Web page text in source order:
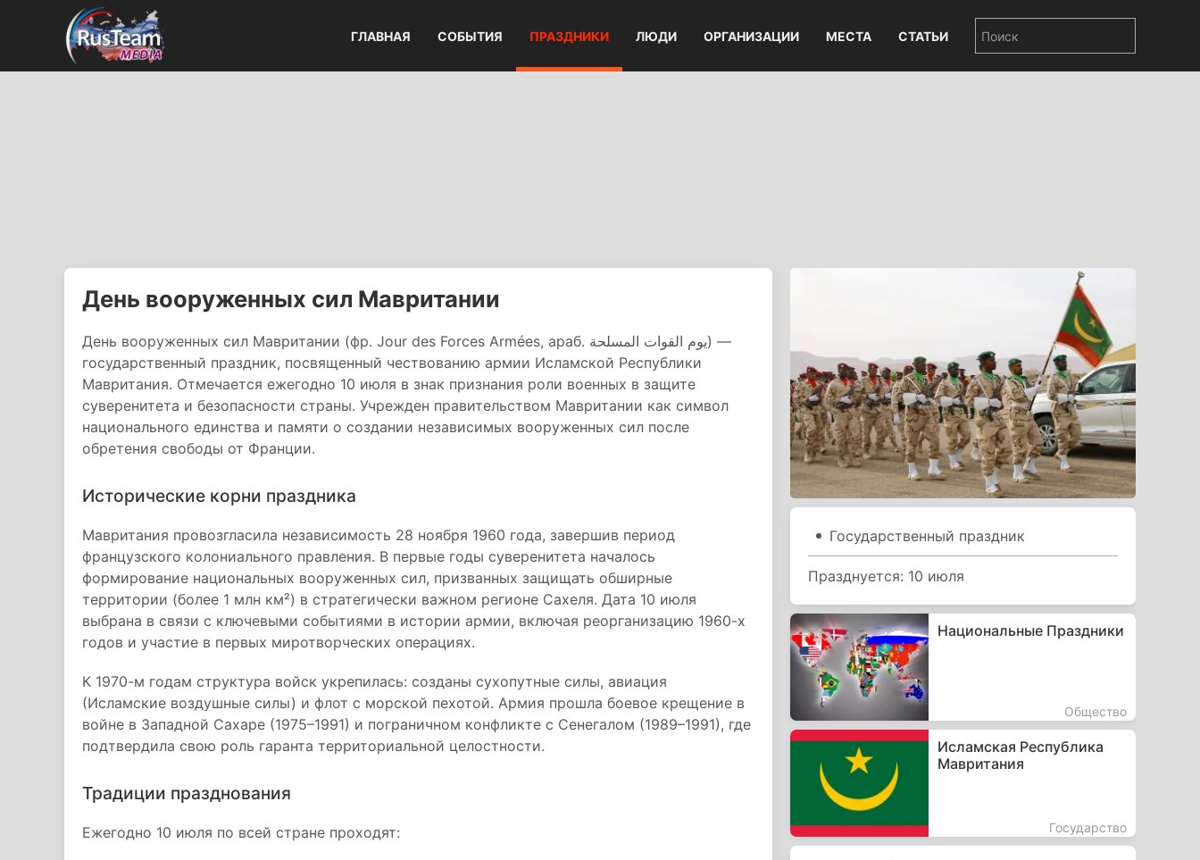
ГЛАВНАЯ СОБЫТИЯ ПРАЗДНИКИ ЛЮДИ ОРГАНИЗАЦИИ МЕСТА СТАТЬИ
День вооруженных сил Мавритании
День вооруженных сил Мавритании (фр. Jour des Forces Armées, араб. يوم القوات المسلحة) —
государственный праздник, посвященный чествованию армии Исламской Республики
Мавритания. Отмечается ежегодно 10 июля в знак признания роли военных в защите
суверенитета и безопасности страны. Учрежден правительством Мавритании как символ
национального единства и памяти о создании независимых вооруженных сил после
обретения свободы от Франции.
Исторические корни праздника
Мавритания провозгласила независимость 28 ноября 1960 года, завершив период
французского колониального правления. В первые годы суверенитета началось
формирование национальных вооруженных сил, призванных защищать обширные
территории (более 1 млн км²) в стратегически важном регионе Сахеля. Дата 10 июля
выбрана в связи с ключевыми событиями в истории армии, включая реорганизацию 1960-х
годов и участие в первых миротворческих операциях.
К 1970-м годам структура войск укрепилась: созданы сухопутные силы, авиация
(Исламские воздушные силы) и флот с морской пехотой. Армия прошла боевое крещение в
войне в Западной Сахаре (1975–1991) и пограничном конфликте с Сенегалом (1989–1991), где
подтвердила свою роль гаранта территориальной целостности.
Традиции празднования
Ежегодно 10 июля по всей стране проходят:
Государственный праздник
Празднуется: 10 июля
Национальные Праздники
Общество
Исламская Республика
Мавритания
Государство